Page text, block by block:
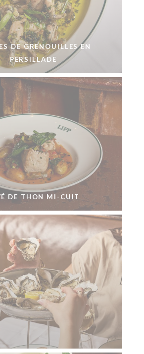
DE GRENOUILLES EN
PERSILLADE
DE THON MI-CUIT